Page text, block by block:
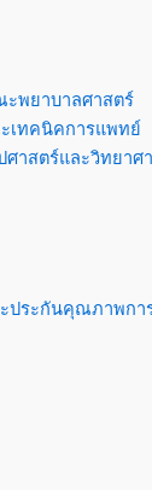
พยาบาลศาสตร์
เทคนิคการแพทย์
าสตร์และวิทยาศ
ประกันคุณภาพกา